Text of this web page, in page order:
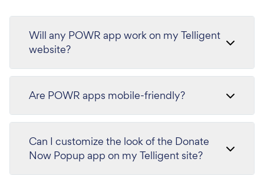
Will any POWR app work on my Telligent
website?
Are POWR apps mobile-friendly?
Can I customize the look of the Donate
Now Popup app on my Telligent site?